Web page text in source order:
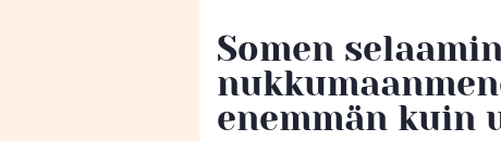
Somen
enemmän kuin